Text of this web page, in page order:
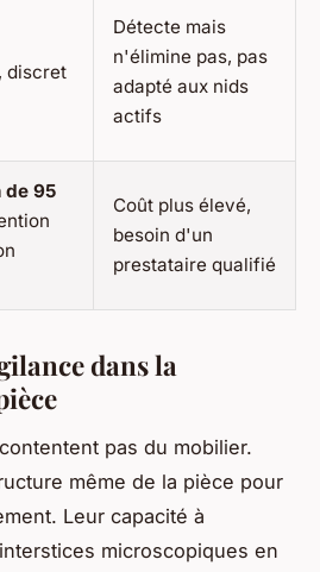
discret
Détecte mais
n'élimine pas, pas
adapté aux nids
actifs
de 95
Coût plus élevé,
besoin d'un
prestataire qualifié
dans la
pas du mobilier.
même de la pièce pour
Leur capacité à
microscopiques en